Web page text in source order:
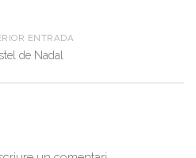
ENTRADA
de Nadal